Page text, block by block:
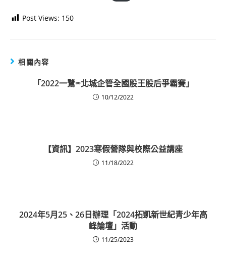
Post Views: 150
相關內容
「2022一鷺∞北城企管全國股王股后爭霸賽」
10/12/2022
【資訊】2023寒假營隊與校際公益講座
11/18/2022
2024年5月25、26日辦理「2024拓凱新世紀青少年高
峰論壇」活動
11/25/2023